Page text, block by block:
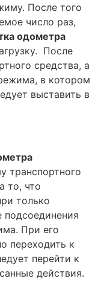
После того
число раз,
одометра
После
средства, а
в котором
выставить в
транспортного
то, что
только
При его
переходить к
перейти к
действия.